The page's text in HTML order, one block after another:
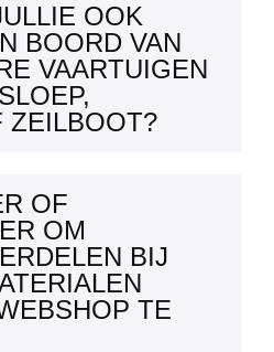
OOK
BOORD VAN
VAARTUIGEN
ZEILBOOT?
OF
OM
BIJ
TE